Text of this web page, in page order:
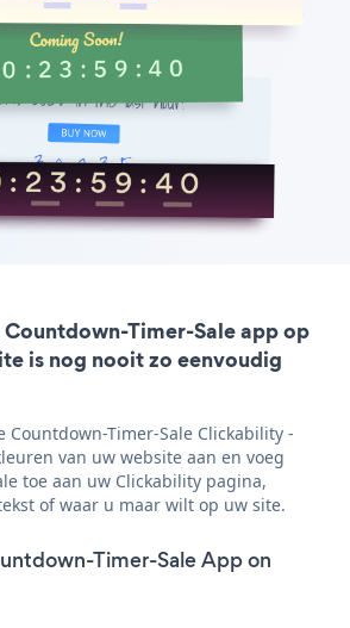
Timer-Sale app op
is nog nooit zo eenvoudig
Countdown-Timer-Sale Clickability -
van uw website aan en voeg
toe aan uw Clickability pagina,
of waar u maar wilt op uw site.
Timer-Sale App on